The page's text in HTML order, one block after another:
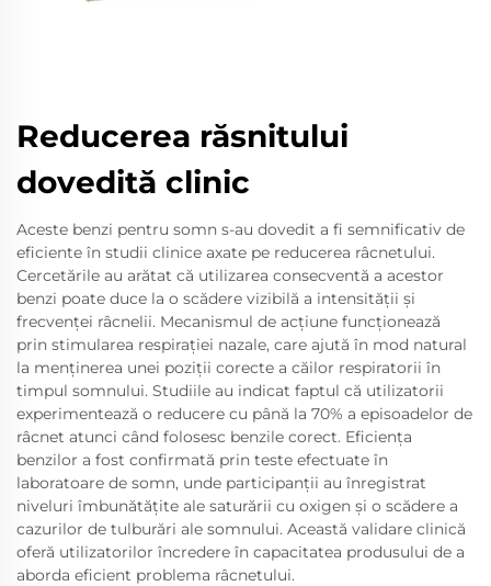
Reducerea răsnitului
dovedită clinic
Aceste benzi pentru somn s-au dovedit a fi semnificativ de
eficiente în studii clinice axate pe reducerea râcnetului.
Cercetările au arătat că utilizarea consecventă a acestor
benzi poate duce la o scădere vizibilă a intensității și
frecvenței râcnelii. Mecanismul de acțiune funcționează
prin stimularea respirației nazale, care ajută în mod natural
la menținerea unei poziții corecte a căilor respiratorii în
timpul somnului. Studiile au indicat faptul că utilizatorii
experimentează o reducere cu până la 70% a episoadelor de
râcnet atunci când folosesc benzile corect. Eficiența
benzilor a fost confirmată prin teste efectuate în
laboratoare de somn, unde participanții au înregistrat
niveluri îmbunătățite ale saturării cu oxigen și o scădere a
cazurilor de tulburări ale somnului. Această validare clinică
oferă utilizatorilor încredere în capacitatea produsului de a
aborda eficient problema râcnetului.